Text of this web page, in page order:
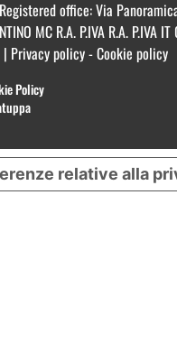
office: Via
MC R.A. P.IVA R.A.
policy - Cookie policy
Policy
relative alla